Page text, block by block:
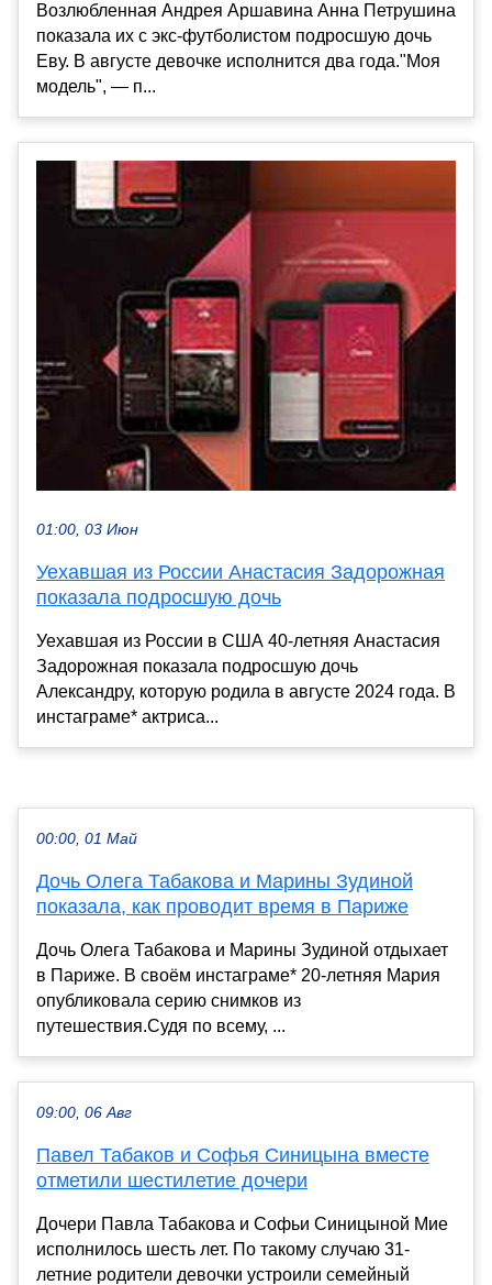
Возлюбленная Андрея Аршавина Анна Петрушина
показала их с экс-футболистом подросшую дочь
Еву. В августе девочке исполнится два года."Моя
модель", — п...
01:00, 03 Июн
Уехавшая из России Анастасия Задорожная
показала подросшую дочь
Уехавшая из России в США 40-летняя Анастасия
Задорожная показала подросшую дочь
Александру, которую родила в августе 2024 года. В
инстаграме* актриса...
00:00, 01 Май
Дочь Олега Табакова и Марины Зудиной
показала, как проводит время в Париже
Дочь Олега Табакова и Марины Зудиной отдыхает
в Париже. В своём инстаграме* 20-летняя Мария
опубликовала серию снимков из
путешествия.Судя по всему, ...
09:00, 06 Авг
Павел Табаков и Софья Синицына вместе
отметили шестилетие дочери
Дочери Павла Табакова и Софьи Синицыной Мие
исполнилось шесть лет. По такому случаю 31-
летние родители девочки устроили семейный